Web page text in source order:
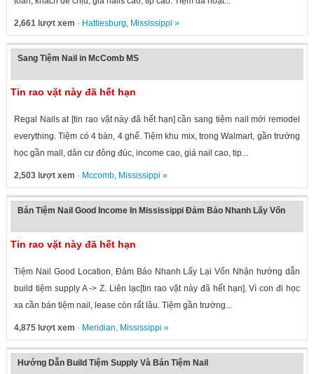
2,661 lượt xem · Hattiesburg, Mississippi »
Sang Tiệm Nail in McComb MS
Tin rao vặt này đã hết hạn
Regal Nails at [tin rao vặt này đã hết hạn] cần sang tiệm nail mới remodel
everything. Tiệm có 4 bàn, 4 ghế. Tiệm khu mix, trong Walmart, gần trường
học gần mall, dân cư đông đúc, income cao, giá nail cao, tip...
2,503 lượt xem · Mccomb, Mississippi »
Bán Tiệm Nail Good Income In Mississippi Đảm Bảo Nhanh Lấy Vốn
Tin rao vặt này đã hết hạn
Tiệm Nail Good Location, Đảm Bảo Nhanh Lấy Lại Vốn Nhận hướng dẫn
build tiệm supply A -> Z. Liên lạc[tin rao vặt này đã hết hạn]. Vì con đi học
xa cần bán tiệm nail, lease còn rất lâu. Tiệm gần trường...
4,875 lượt xem · Meridian, Mississippi »
Hướng Dẫn Build Tiệm Supply Và Bán Tiệm Nail